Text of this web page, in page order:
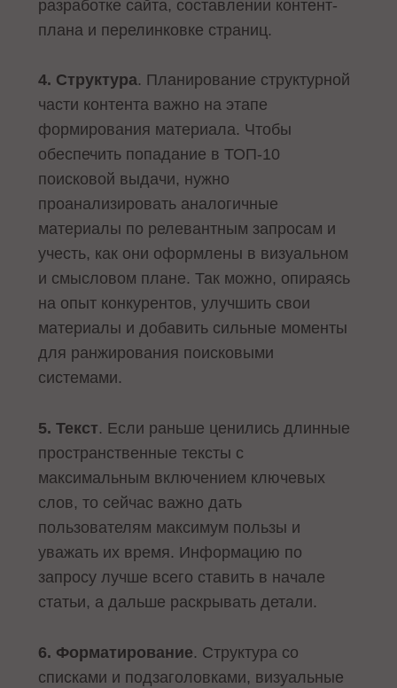
разработке сайта, составлении контент-
плана и перелинковке страниц.
4. Структура. Планирование структурной
части контента важно на этапе
формирования материала. Чтобы
обеспечить попадание в ТОП-10
поисковой выдачи, нужно
проанализировать аналогичные
материалы по релевантным запросам и
учесть, как они оформлены в визуальном
и смысловом плане. Так можно, опираясь
на опыт конкурентов, улучшить свои
материалы и добавить сильные моменты
для ранжирования поисковыми
системами.
5. Текст. Если раньше ценились длинные
пространственные тексты с
максимальным включением ключевых
слов, то сейчас важно дать
пользователям максимум пользы и
уважать их время. Информацию по
запросу лучше всего ставить в начале
статьи, а дальше раскрывать детали.
6. Форматирование. Структура со
списками и подзаголовками, визуальные